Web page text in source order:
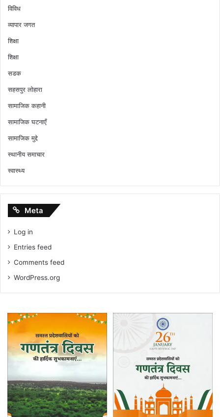
विविध
व्यापार जगत
शिक्षा
शिक्षा
सडक
सहसपुर लोहारा
सामाजिक कहानी
सामाजिक घटनाएँ
सामाजिक मुद्दे
स्थानीय समाचार
स्वास्थ्य
Meta
Log in
Entries feed
Comments feed
WordPress.org